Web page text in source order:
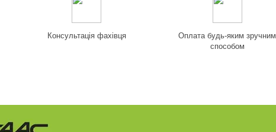
Консультація фахівця
Оплата будь-яким зручним
способом